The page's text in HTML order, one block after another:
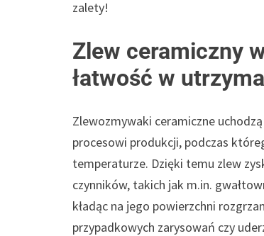
zalety!
Zlew ceramiczny
łatwość w
Zlewozmywaki ceramiczne
procesowi produkcji, podczas
temperaturze. Dzięki temu zlew
czynników, takich jak m.in.
kładąc na jego powierzchni
przypadkowych zarysowań czy